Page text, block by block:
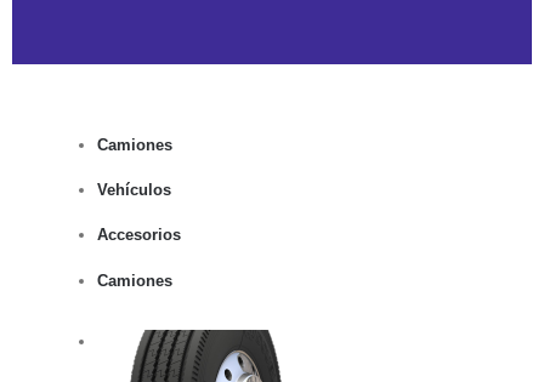
Camiones
Vehículos
Accesorios
Camiones